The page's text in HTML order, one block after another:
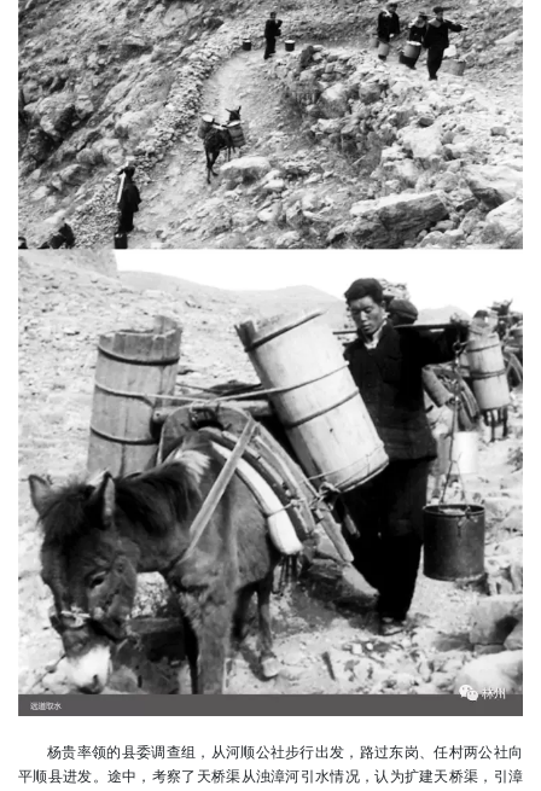
杨贵率领的县委调查组，从河顺公社步行出发，路过东岗、任村两公社向
平顺县进发。途中，考察了天桥渠从浊漳河引水情况，认为扩建天桥渠，引漳